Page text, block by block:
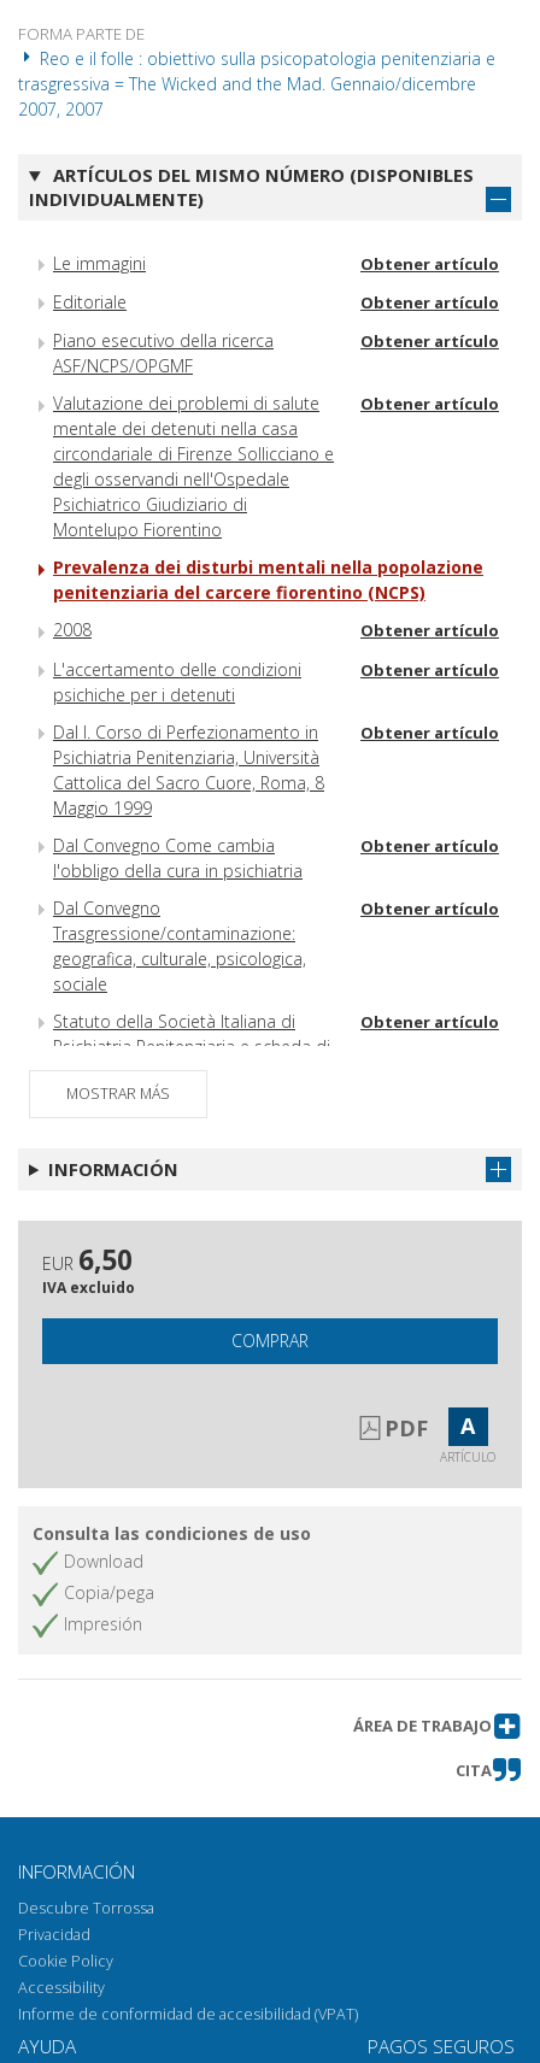
FORMA PARTE DE
Reo e il folle : obiettivo sulla psicopatologia penitenziaria e
trasgressiva = The Wicked and the Mad. Gennaio/dicembre
2007, 2007
ARTÍCULOS DEL MISMO NÚMERO (DISPONIBLES
INDIVIDUALMENTE)
Le immagini Obtener artículo
Editoriale Obtener artículo
Piano esecutivo della ricerca
ASF/NCPS/OPGMF
Obtener artículo
Valutazione dei problemi di salute
mentale dei detenuti nella casa
circondariale di Firenze Sollicciano e
degli osservandi nell'Ospedale
Psichiatrico Giudiziario di
Montelupo Fiorentino
Obtener artículo
Prevalenza dei disturbi mentali nella popolazione
penitenziaria del carcere fiorentino (NCPS)
2008
Obtener artículo
L'accertamento delle condizioni
psichiche per i detenuti
Obtener artículo
Dal I. Corso di Perfezionamento in
Psichiatria Penitenziaria, Università
Cattolica del Sacro Cuore, Roma, 8
Maggio 1999
Obtener artículo
Dal Convegno Come cambia
l'obbligo della cura in psichiatria
Obtener artículo
Dal Convegno
Trasgressione/contaminazione:
geografica, culturale, psicologica,
sociale
Obtener artículo
Statuto della Società Italiana di
Psichiatria Penitenziaria e scheda di
iscrizione
Obtener artículo
MOSTRAR MÁS
INFORMACIÓN
EUR 6,50
IVA excluido
COMPRAR
PDF A
ARTÍCULO
Consulta las condiciones de uso
Download
Copia/pega
Impresión
ÁREA DE TRABAJO
CITA
INFORMACIÓN
Descubre Torrossa
Privacidad
Cookie Policy
Accessibility
Informe de conformidad de accesibilidad (VPAT)
AYUDA PAGOS SEGUROS